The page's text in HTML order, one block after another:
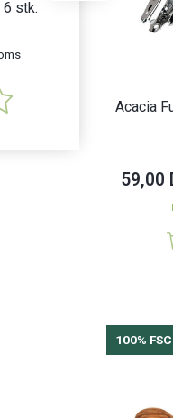
stk.
Acacia
59,00
100% FSC